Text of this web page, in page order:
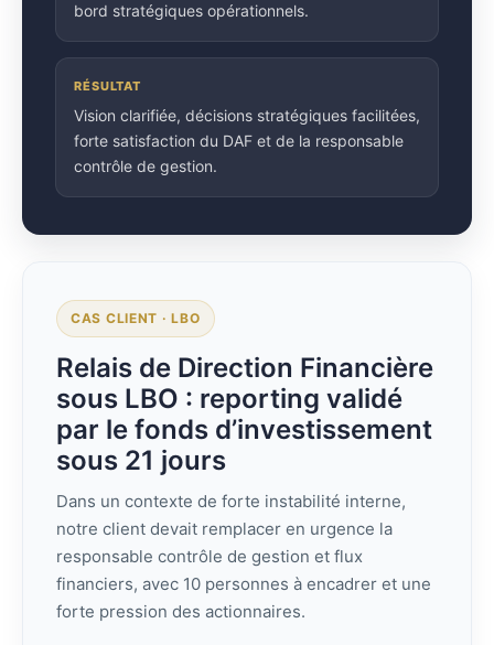
bord stratégiques opérationnels.
RÉSULTAT
Vision clarifiée, décisions stratégiques facilitées,
forte satisfaction du DAF et de la responsable
contrôle de gestion.
CAS CLIENT · LBO
Relais de Direction Financière
sous LBO : reporting validé
par le fonds d’investissement
sous 21 jours
Dans un contexte de forte instabilité interne,
notre client devait remplacer en urgence la
responsable contrôle de gestion et flux
financiers, avec 10 personnes à encadrer et une
forte pression des actionnaires.